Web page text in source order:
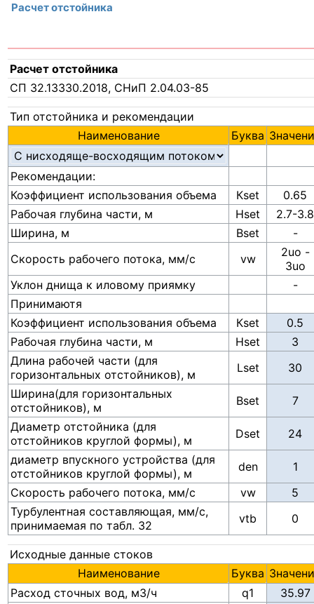
Расчет отстойника
Расчет отстойника
СП 32.13330.2018, СНиП 2.04.03-85
Тип отстойника и рекомендации
Наименование
Буква
Рекомендации:
Коэффициент использования объема
Кset
0.65
Рабочая глубина части, м
Hset
2.7-3.8
Ширина, м
Bset
-
Скорость рабочего потока, мм/с
vw
2uo -
3uo
Уклон днища к иловому приямку
-
Принимаютя
Коэффициент использования объема
Кset
Рабочая глубина части, м
Нset
Длина рабочей части (для
горизонтальных отстойников), м
Lset
Ширина(для горизонтальных
отстойников), м
Bset
Диаметр отстойника (для
отстойников круглой формы), м
Dset
диаметр впускного устройства (для
отстойников круглой формы), м
den
Скорость рабочего потока, мм/с
vw
Турбулентная составляющая, мм/с,
принимаемая по табл. 32
vtb 0
Исходные данные стоков
Наименование
Буква
Расход сточных вод, м3/ч
q1